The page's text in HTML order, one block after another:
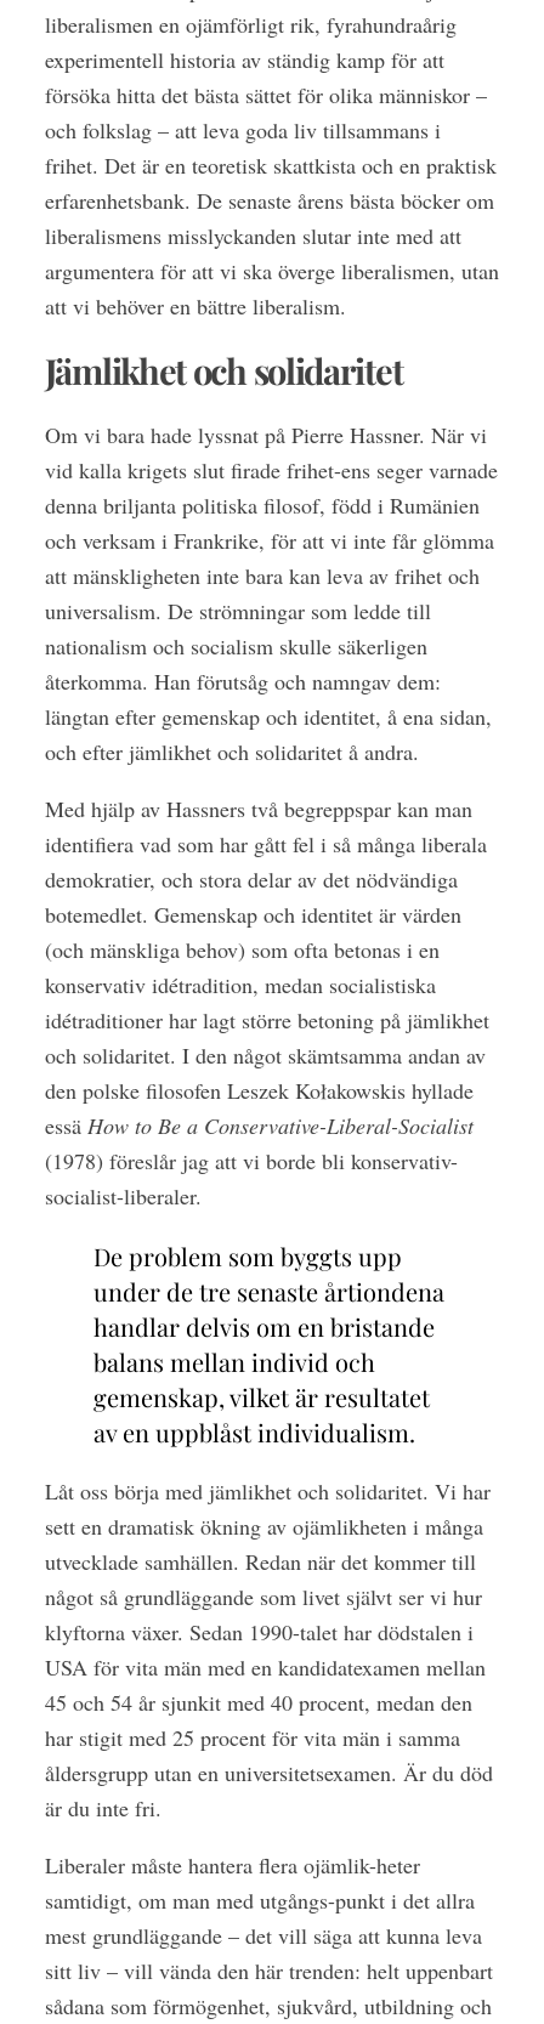
liberalismen en ojämförligt rik, fyrahundraårig
experimentell historia av ständig kamp för att
försöka hitta det bästa sättet för olika människor –
och folkslag – att leva goda liv tillsammans i
frihet. Det är en teoretisk skattkista och en praktisk
erfarenhetsbank. De senaste årens bästa böcker om
liberalismens misslyckanden slutar inte med att
argumentera för att vi ska överge liberalismen, utan
att vi behöver en bättre liberalism.
Jämlikhet och solidaritet
Om vi bara hade lyssnat på Pierre Hassner. När vi
vid kalla krigets slut firade frihet-ens seger varnade
denna briljanta politiska filosof, född i Rumänien
och verksam i Frankrike, för att vi inte får glömma
att mänskligheten inte bara kan leva av frihet och
universalism. De strömningar som ledde till
nationalism och socialism skulle säkerligen
återkomma. Han förutsåg och namngav dem:
längtan efter gemenskap och identitet, å ena sidan,
och efter jämlikhet och solidaritet å andra.
Med hjälp av Hassners två begreppspar kan man
identifiera vad som har gått fel i så många liberala
demokratier, och stora delar av det nödvändiga
botemedlet. Gemenskap och identitet är värden
(och mänskliga behov) som ofta betonas i en
konservativ idétradition, medan socialistiska
idétraditioner har lagt större betoning på jämlikhet
och solidaritet. I den något skämtsamma andan av
den polske filosofen Leszek Kołakowskis hyllade
essä How to Be a Conservative-Liberal-Socialist
(1978) föreslår jag att vi borde bli konservativ-
socialist-liberaler.
De problem som byggts upp
under de tre senaste årtiondena
handlar delvis om en bristande
balans mellan individ och
gemenskap, vilket är resultatet
av en uppblåst individualism.
Låt oss börja med jämlikhet och solidaritet. Vi har
sett en dramatisk ökning av ojämlikheten i många
utvecklade samhällen. Redan när det kommer till
något så grundläggande som livet självt ser vi hur
klyftorna växer. Sedan 1990-talet har dödstalen i
USA för vita män med en kandidatexamen mellan
45 och 54 år sjunkit med 40 procent, medan den
har stigit med 25 procent för vita män i samma
åldersgrupp utan en universitetsexamen. Är du död
är du inte fri.
Liberaler måste hantera flera ojämlik-heter
samtidigt, om man med utgångs-punkt i det allra
mest grundläggande – det vill säga att kunna leva
sitt liv – vill vända den här trenden: helt uppenbart
sådana som förmögenhet, sjukvård, utbildning och